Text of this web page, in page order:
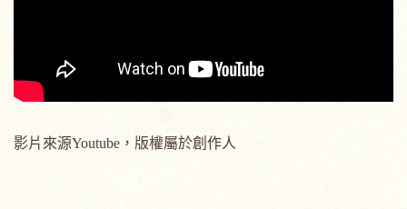
影片來源Youtube，版權屬於創作人